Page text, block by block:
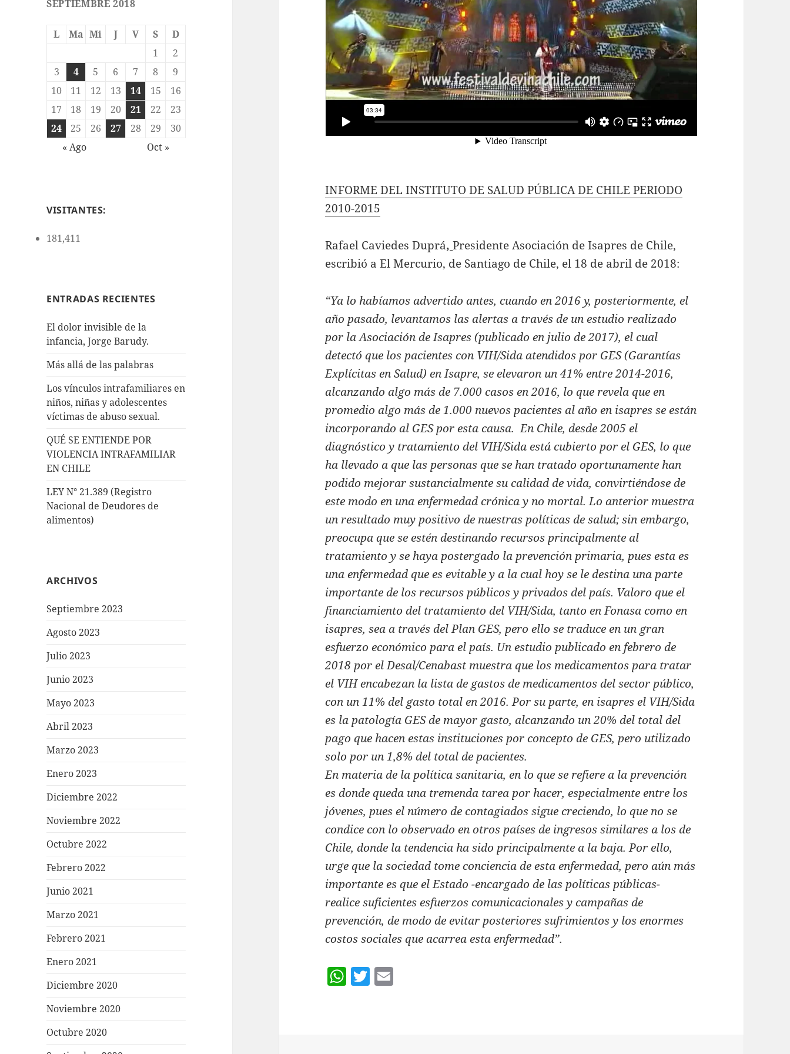
SEPTIEMBRE 2018
L Ma Mi J V S
D
1
2
3
4 5 6 7 8
9
10
11 12 13 14 15
16
17
18 19 20 21 22
23
24
25 26 27 28 29
30
« Ago
Oct »
VISITANTES:
181,411
ENTRADAS RECIENTES
El dolor invisible de la
infancia, Jorge Barudy.
Más allá de las palabras
Los vínculos intrafamiliares en
niños, niñas y adolescentes
víctimas de abuso sexual.
QUÉ SE ENTIENDE POR
VIOLENCIA INTRAFAMILIAR
EN CHILE
LEY N° 21.389 (Registro
Nacional de Deudores de
alimentos)
ARCHIVOS
Septiembre 2023
Agosto 2023
Julio 2023
Junio 2023
Mayo 2023
Abril 2023
Marzo 2023
Enero 2023
Diciembre 2022
Noviembre 2022
Octubre 2022
Febrero 2022
Junio 2021
Marzo 2021
Febrero 2021
Enero 2021
Diciembre 2020
Noviembre 2020
Octubre 2020
INFORME DEL INSTITUTO DE SALUD PÚBLICA DE CHILE PERIODO
2010-2015
Rafael Caviedes Duprá,Presidente Asociación de Isapres de Chile,
escribió a El Mercurio, de Santiago de Chile, el 18 de abril de 2018:
“Ya lo habíamos advertido antes, cuando en 2016 y, posteriormente, el
año pasado, levantamos las alertas a través de un estudio realizado
por la Asociación de Isapres (publicado en julio de 2017), el cual
detectó que los pacientes con VIH/Sida atendidos por GES (Garantías
Explícitas en Salud) en Isapre, se elevaron un 41% entre 2014-2016,
alcanzando algo más de 7.000 casos en 2016, lo que revela que en
promedio algo más de 1.000 nuevos pacientes al año en isapres se están
incorporando al GES por esta causa. En Chile, desde 2005 el
diagnóstico y tratamiento del VIH/Sida está cubierto por el GES, lo que
ha llevado a que las personas que se han tratado oportunamente han
podido mejorar sustancialmente su calidad de vida, convirtiéndose de
este modo en una enfermedad crónica y no mortal. Lo anterior muestra
un resultado muy positivo de nuestras políticas de salud; sin embargo,
preocupa que se estén destinando recursos principalmente al
tratamiento y se haya postergado la prevención primaria, pues esta es
una enfermedad que es evitable y a la cual hoy se le destina una parte
importante de los recursos públicos y privados del país. Valoro que el
financiamiento del tratamiento del VIH/Sida, tanto en Fonasa como en
isapres, sea a través del Plan GES, pero ello se traduce en un gran
esfuerzo económico para el país. Un estudio publicado en febrero de
2018 por el Desal/Cenabast muestra que los medicamentos para tratar
el VIH encabezan la lista de gastos de medicamentos del sector público,
con un 11% del gasto total en 2016. Por su parte, en isapres el VIH/Sida
es la patología GES de mayor gasto, alcanzando un 20% del total del
pago que hacen estas instituciones por concepto de GES, pero utilizado
solo por un 1,8% del total de pacientes.
En materia de la política sanitaria, en lo que se refiere a la prevención
es donde queda una tremenda tarea por hacer, especialmente entre los
jóvenes, pues el número de contagiados sigue creciendo, lo que no se
condice con lo observado en otros países de ingresos similares a los de
Chile, donde la tendencia ha sido principalmente a la baja. Por ello,
urge que la sociedad tome conciencia de esta enfermedad, pero aún más
importante es que el Estado -encargado de las políticas públicas-
realice suficientes esfuerzos comunicacionales y campañas de
prevención, de modo de evitar posteriores sufrimientos y los enormes
costos sociales que acarrea esta enfermedad”.
W T